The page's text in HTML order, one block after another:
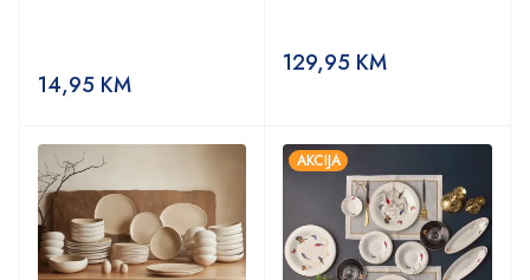
14,95 KM
129,95 KM
AKCIJA